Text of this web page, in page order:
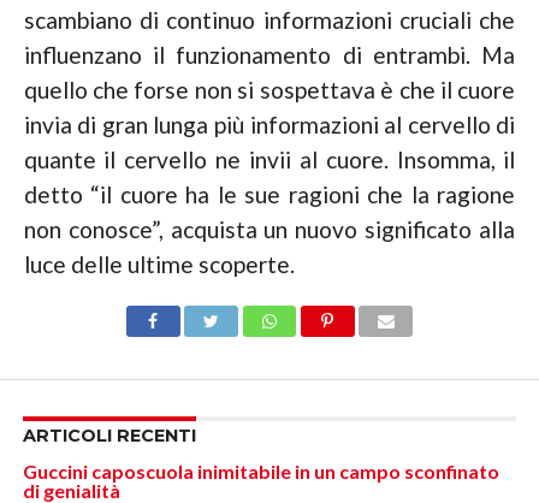
scambiano di continuo informazioni cruciali che
influenzano il funzionamento di entrambi. Ma
quello che forse non si sospettava è che il cuore
invia di gran lunga più informazioni al cervello di
quante il cervello ne invii al cuore. Insomma, il
detto “il cuore ha le sue ragioni che la ragione
non conosce”, acquista un nuovo significato alla
luce delle ultime scoperte.
ARTICOLI RECENTI
Guccini caposcuola inimitabile in un campo sconfinato
di genialità